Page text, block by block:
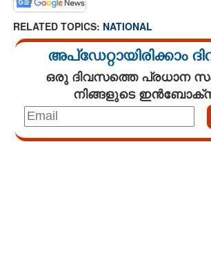
RELATED TOPICS: NATIONAL
അപ്ഡേറ്റായിരിക്കാം
ഒരു ദിവസത്തെ പ്രധാന
നിങ്ങളുടെ